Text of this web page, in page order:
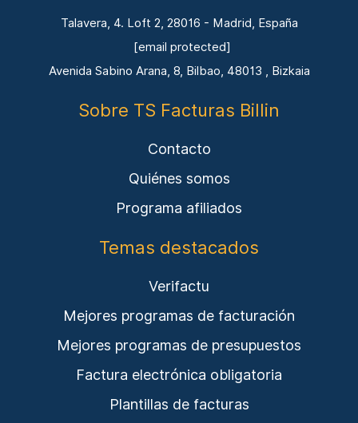
Talavera, 4. Loft 2, 28016 - Madrid, España
[email protected]
Avenida Sabino Arana, 8, Bilbao, 48013 , Bizkaia
Sobre TS Facturas Billin
Contacto
Quiénes somos
Programa afiliados
Temas destacados
Verifactu
Mejores programas de facturación
Mejores programas de presupuestos
Factura electrónica obligatoria
Plantillas de facturas